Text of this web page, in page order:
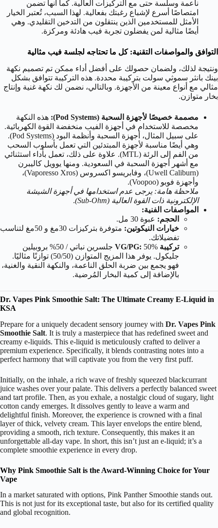
ناعمة وسلسة حتى مع التركيزات العالية. كما أنها تضمن
امتصاصًا أسرع لإشباع رغبتك بفعالية. لهذا السبب، تُعتبر الخيار
الأمثل للمستخدمين الذين ينتقلون من التدخين التقليدي. وهي
أيضًا مثالية لمن يفضلون تجربة فيب هادئة ومركزة.
التوافق والمواصفات التقنية: كل ما تحتاجه لجلسة فيب مثالية
ونتيجة لذلك، ولضمان حصولك على أفضل أداء ممكن تم تصميم نكهة
بينك بانثر سموثي سولت بتركيبة محددة. هذه التركيبة تتوافق بشكل
مثالي مع أنواع معينة من الأجهزة. وبالتالي، نضمن لك نكهة غنية وإنتاج
بخار متوازن.
مصممة خصيصًا لأجهزة السحبة (Pod Systems):
هذه النكهة
مخصصة للاستخدام في أجهزة الفيب منخفضة القوة الكهربائية.
على سبيل المثال، أجهزة السحبة وأنظمة البود (Pod Systems).
وهي أيضًا مناسبة لأجهزة المبتدئين التي تعمل بأسلوب السحب
من الفم إلى الرئة (MTL). علاوة على ذلك، تعمل بأداء استثنائي
مع أشهر أجهزة السحبة في السعودية. ومنها يوويل كاليبرن
(Uwell Caliburn)، وفابريسو اكسروس (Vaporesso Xros)،
وأجهزة فوبو (Voopoo).
ملاحظة هامة: يرجى عدم استخدامها في أجهزة الشيشة
الإلكترونية ذات القوة العالية (Sub-Ohm)
.
المواصفات الفنية:
الحجم: عبوة 30 مل.
خيارات النيكوتين:
متوفرة بتركيزات 30مغ و 50مغ لتناسب
تفضيلاتك.
تركيبة VG/PG: 50% جلسرين نباتي / 50%
بروبيلين
جليكول. يوفر هذا المزيج المتوازن (50/50) توازنًا مثاليًا.
فهو يجمع بين ضربة الحلق الناعمة، والنكهة النقية والغنية،
بالإضافة إلى كمية البخار المُرضية.
Dr. Vapes Pink Smoothie Salt: The Ultimate Creamy E-Liquid in
KSA
Prepare for a uniquely decadent sensory journey with Dr. Vapes Pink
Smoothie Salt. It is truly a masterpiece that has redefined sweet and
creamy e-liquids. This e-liquid is meticulously crafted to deliver a
premium experience. Specifically, it blends contrasting notes into a
perfect harmony that will captivate you from the very first puff.
Initially, on the inhale, a rich wave of freshly squeezed blackcurrant
juice washes over your palate. This delivers a perfectly balanced sweet
and tart profile. Then, as you exhale, a nostalgic cloud of sugary, light
cotton candy emerges. It dissolves gently to leave a warm and
delightful finish. Moreover, the experience is crowned with a final
layer of thick, velvety cream. This layer envelops the entire blend,
providing a smooth, rich texture. Consequently, this makes it an
unforgettable all-day vape. In short, this isn’t just an e-liquid; it’s a
complete smoothie experience in every drop.
Why Pink Smoothie Salt is the Award-Winning Choice for Your
Vape
In a market saturated with options, Pink Panther Smoothie stands out.
This is not just for its exceptional taste, but also for its certified quality
and global recognition.